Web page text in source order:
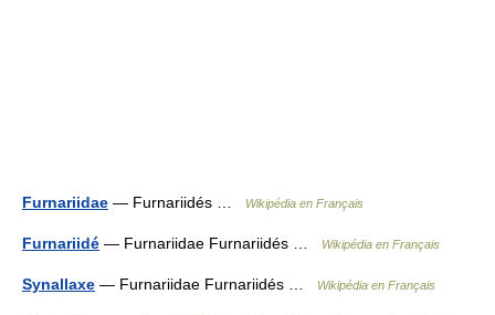
Furnariidae — Furnariidés … Wikipédia en Français
Furnariidé — Furnariidae Furnariidés … Wikipédia en Français
Synallaxe — Furnariidae Furnariidés … Wikipédia en Français